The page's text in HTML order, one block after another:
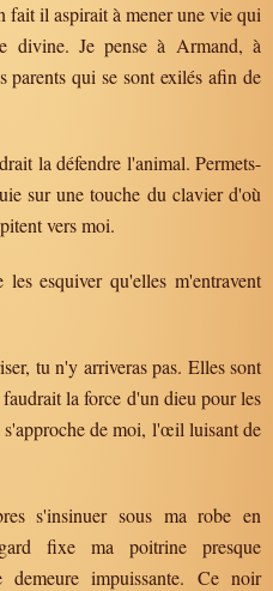
fait il aspirait à mener une vie qui
divine. Je pense à Armand, à
parents qui se sont exilés afin de
la défendre l'animal. Permets-
sur une touche du clavier d'où
vers moi.
esquiver qu'elles m'entravent
tu n'y arriveras pas. Elles sont
la force d'un dieu pour les
de moi, l'œil luisant de
s'insinuer sous ma robe en
fixe ma poitrine presque
demeure impuissante. Ce noir